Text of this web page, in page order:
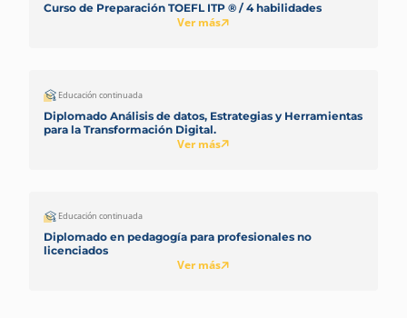
Curso de Preparación TOEFL ITP ® / 4 habilidades
Ver más
Educación continuada
Diplomado Análisis de datos, Estrategias y Herramientas
para la Transformación Digital.
Ver más
Educación continuada
Diplomado en pedagogía para profesionales no
licenciados
Ver más